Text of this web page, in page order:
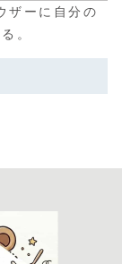
ザーに自分の
。